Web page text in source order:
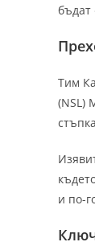
бъдат
Тим
(NSL)
и по-